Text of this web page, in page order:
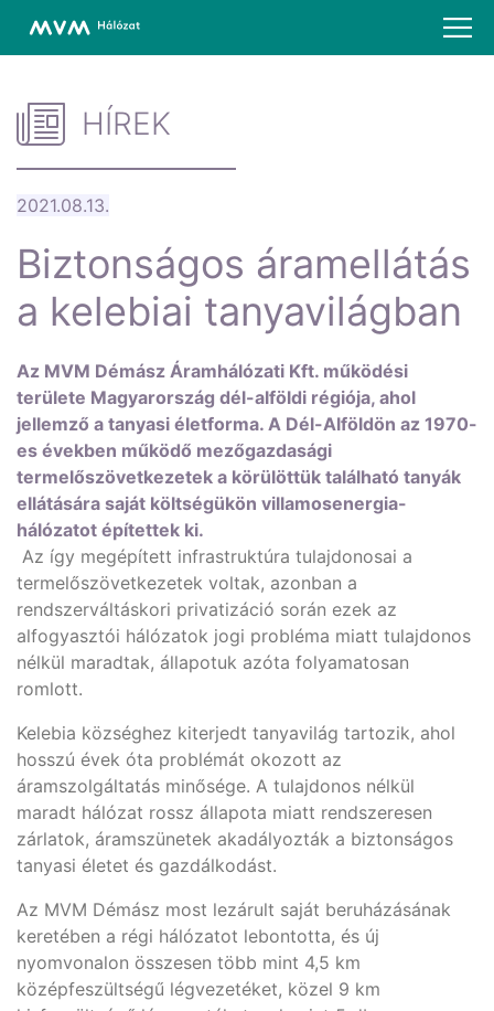
HÍREK
2021.08.13.
Biztonságos áramellátás
a kelebiai tanyavilágban
Az MVM Démász Áramhálózati Kft. működési
területe Magyarország dél-alföldi régiója, ahol
jellemző a tanyasi életforma. A Dél-Alföldön az 1970-
es években működő mezőgazdasági
termelőszövetkezetek a körülöttük található tanyák
ellátására saját költségükön villamosenergia-
hálózatot építettek ki.
Az így megépített infrastruktúra tulajdonosai a
termelőszövetkezetek voltak, azonban a
rendszerváltáskori privatizáció során ezek az
alfogyasztói hálózatok jogi probléma miatt tulajdonos
nélkül maradtak, állapotuk azóta folyamatosan
romlott.
Kelebia községhez kiterjedt tanyavilág tartozik, ahol
hosszú évek óta problémát okozott az
áramszolgáltatás minősége. A tulajdonos nélkül
maradt hálózat rossz állapota miatt rendszeresen
zárlatok, áramszünetek akadályozták a biztonságos
tanyasi életet és gazdálkodást.
Az MVM Démász most lezárult saját beruházásának
keretében a régi hálózatot lebontotta, és új
nyomvonalon összesen több mint 4,5 km
középfeszültségű légvezetéket, közel 9 km